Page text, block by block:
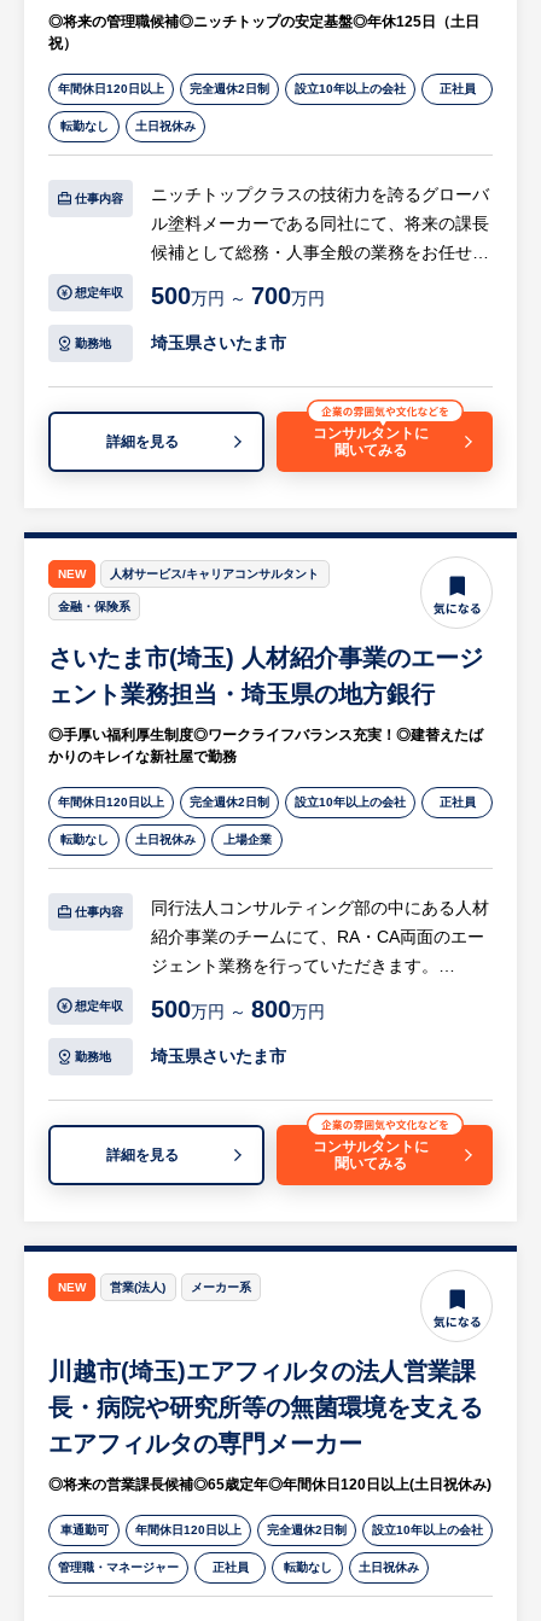
◎将来の管理職候補◎ニッチトップの安定基盤◎年休125日（土日
祝）
年間休日120日以上 完全週休2日制 設立10年以上の会社 正社員
転勤なし 土日祝休み
仕事内容
ニッチトップクラスの技術力を誇るグローバ
ル塗料メーカーである同社にて、将来の課長
候補として総務・人事全般の業務をお任せし
国内外で事業を拡大する当社の安定基盤をバ
ックオフィスから支え、組織体制の強化を推
・人事制度の企画・運用・改善（※現在もっ
（現場社員との細やかなコミュニケーション
が求められます）
・労務管理全般および外注先ベンダーのコン
・採用業務（新卒・中途）および社員教育
・その他、総務業務全般
（または工場側）が担当するため、人事企画
や社員フォローに専念しやすい環境です。
※現在は労務実務の一部外注化を進めるな
っています。
＜組織構成・入社後の流れ＞
人事総務課は現在3名（課長、メンバー2名）
まずは係長クラスとして実務の推進や社員の
や社内風土に慣れていただきます。ゆくゆく
は現課長から業務を引き継ぎ、メンバーのマ
ネジメントを含む部門のトップ（課長職）を
携帯電話、パソコン、自動車内装などの表面
塗料の開発において高い技術を持っていま
す。国内シェア40%弱、世界シェア20%弱を
誇り、世界中の生活に密着したモノづくりを
根底から支えています。
同社は1948年創業の歴史ある老舗化学メー
カーであり、グローバル市場で確固たる地位
を築く安定企業です。
今回のポジションは、現行体制の強化と将来
想定年収 500万円 ～ 700万円
勤務地 埼玉県さいたま市
詳細を見る
コンサルタントに
聞いてみる
NEW 人材サービス/キャリアコンサルタント
金融・保険系
さいたま市(埼玉) 人材紹介事業のエージ
ェント業務担当・埼玉県の地方銀行
◎手厚い福利厚生制度◎ワークライフバランス充実！◎建替えたば
かりのキレイな新社屋で勤務
年間休日120日以上 完全週休2日制 設立10年以上の会社 正社員
転勤なし 土日祝休み 上場企業
仕事内容
同行法人コンサルティング部の中にある人材
紹介事業のチームにて、RA・CA両面のエー
ジェント業務を行っていただきます。
連の流れをお任せします。
・支店からの求人ニーズトスアップを受け
・求人ニーズのヒアリング
携
・自社で求職者紹介を行うと判断した求人に
ついては、スカウトや求職者面談を実施
➩応募者を企業へ紹介し、選考サポート
・提携人材紹介会社へ進捗状況の確認、フォ
ロー
・支店への勉強会実施
等
【HUREX求人担当コメント】
同行は埼玉県の第一地銀として強固な基盤を
持っている金融機関です。
想定年収 500万円 ～ 800万円
勤務地 埼玉県さいたま市
詳細を見る
コンサルタントに
聞いてみる
NEW 営業(法人) メーカー系
川越市(埼玉)エアフィルタの法人営業課
長・病院や研究所等の無菌環境を支える
エアフィルタの専門メーカー
◎将来の営業課長候補◎65歳定年◎年間休日120日以上(土日祝休み)
車通勤可 年間休日120日以上 完全週休2日制 設立10年以上の会社
管理職・マネージャー 正社員 転勤なし 土日祝休み